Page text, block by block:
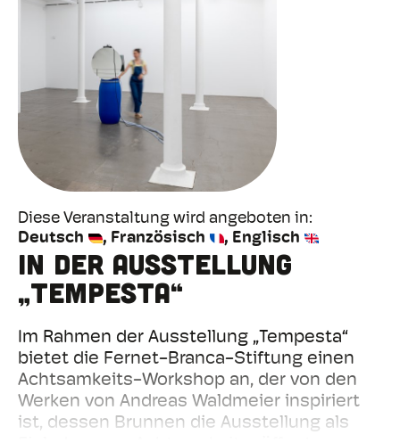
Diese Veranstaltung wird angeboten in
Deutsch
Französisch Englisch
in der Ausstellung
„Tempesta“
Im Rahmen der Ausstellung „Tempesta“
bietet die Fernet-Branca-Stiftung einen
Achtsamkeits-Workshop an, der von den
Werken von Andreas Waldmeier inspiriert
ist, dessen Brunnen die Ausstellung als